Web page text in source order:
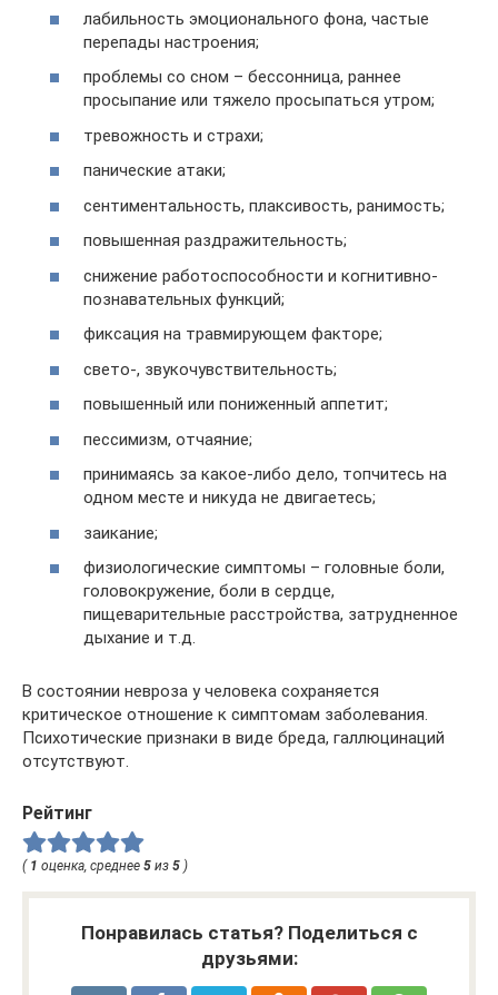
лабильность эмоционального фона, частые
перепады настроения;
проблемы со сном – бессонница, раннее
просыпание или тяжело просыпаться утром;
тревожность и страхи;
панические атаки;
сентиментальность, плаксивость, ранимость;
повышенная раздражительность;
снижение работоспособности и когнитивно-
познавательных функций;
фиксация на травмирующем факторе;
свето-, звукочувствительность;
повышенный или пониженный аппетит;
пессимизм, отчаяние;
принимаясь за какое-либо дело, топчитесь на
одном месте и никуда не двигаетесь;
заикание;
физиологические симптомы – головные боли,
головокружение, боли в сердце,
пищеварительные расстройства, затрудненное
дыхание и т.д.
В состоянии невроза у человека сохраняется
критическое отношение к симптомам заболевания.
Психотические признаки в виде бреда, галлюцинаций
отсутствуют.
Рейтинг
( 1 оценка, среднее 5 из 5 )
Понравилась статья? Поделиться с
друзьями: